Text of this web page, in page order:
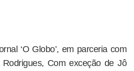
‘O Globo’, em parceria com
Com exceção de Jô